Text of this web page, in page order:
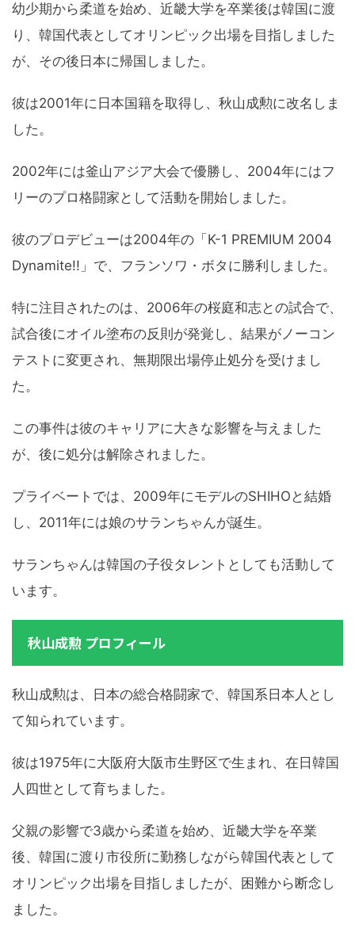
幼少期から柔道を始め、近畿大学を卒業後は韓国に渡
り、韓国代表としてオリンピック出場を目指しました
が、その後日本に帰国しました。
彼は2001年に日本国籍を取得し、秋山成勲に改名しま
した。
2002年には釜山アジア大会で優勝し、2004年にはフ
リーのプロ格闘家として活動を開始しました。
彼のプロデビューは2004年の「K-1 PREMIUM 2004
Dynamite!!」で、フランソワ・ボタに勝利しました。
特に注目されたのは、2006年の桜庭和志との試合で、
試合後にオイル塗布の反則が発覚し、結果がノーコン
テストに変更され、無期限出場停止処分を受けまし
た。
この事件は彼のキャリアに大きな影響を与えました
が、後に処分は解除されました。
プライベートでは、2009年にモデルのSHIHOと結婚
し、2011年には娘のサランちゃんが誕生。
サランちゃんは韓国の子役タレントとしても活動して
います。
秋山成勲 プロフィール
秋山成勲は、日本の総合格闘家で、韓国系日本人とし
て知られています。
彼は1975年に大阪府大阪市生野区で生まれ、在日韓国
人四世として育ちました。
父親の影響で3歳から柔道を始め、近畿大学を卒業
後、韓国に渡り市役所に勤務しながら韓国代表として
オリンピック出場を目指しましたが、困難から断念し
ました。